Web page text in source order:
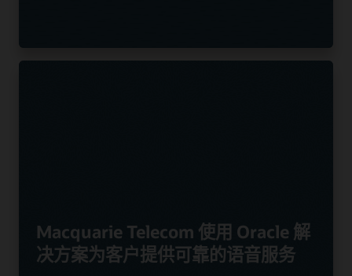
Macquarie Telecom 使用 Oracle 解
决方案为客户提供可靠的语音服务